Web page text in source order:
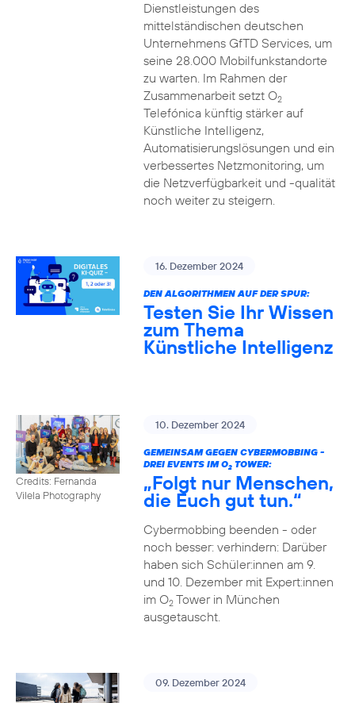
Dienstleistungen des
mittelständischen deutschen
Unternehmens GfTD Services, um
seine 28.000 Mobilfunkstandorte
zu warten. Im Rahmen der
Zusammenarbeit setzt O2
Telefónica künftig stärker auf
Künstliche Intelligenz,
Automatisierungslösungen und ein
verbessertes Netzmonitoring, um
die Netzverfügbarkeit und -qualität
noch weiter zu steigern.
16. Dezember 2024
DEN ALGORITHMEN AUF DER SPUR:
Testen Sie Ihr Wissen
zum Thema
Künstliche Intelligenz
Credits: Fernanda
Vilela Photography
10. Dezember 2024
GEMEINSAM GEGEN CYBERMOBBING -
DREI EVENTS IM O2TOWER:
„Folgt nur Menschen,
die Euch gut tun.“
Cybermobbing beenden - oder
noch besser: verhindern: Darüber
haben sich Schüler:innen am 9.
und 10. Dezember mit Expert:innen
im O2Tower in München
ausgetauscht.
09. Dezember 2024